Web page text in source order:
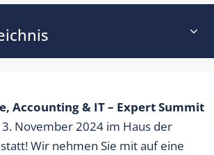
Accounting & IT – Expert Summit
November 2024 im Haus der
Wir nehmen Sie mit auf eine